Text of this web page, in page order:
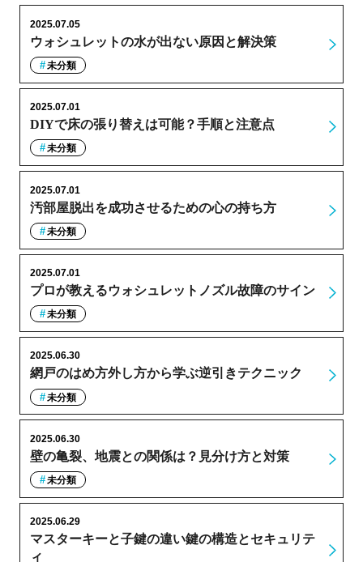
ウォシュレットの水が出ない原因と解決策
2025.07.05
未分類
DIYで床の張り替えは可能？手順と注意点
2025.07.01
未分類
汚部屋脱出を成功させるための心の持ち方
2025.07.01
未分類
プロが教えるウォシュレットノズル故障のサイン
2025.07.01
未分類
網戸のはめ方外し方から学ぶ逆引きテクニック
2025.06.30
未分類
壁の亀裂、地震との関係は？見分け方と対策
2025.06.30
未分類
マスターキーと子鍵の違い鍵の構造とセキュリテ
ィ
2025.06.29